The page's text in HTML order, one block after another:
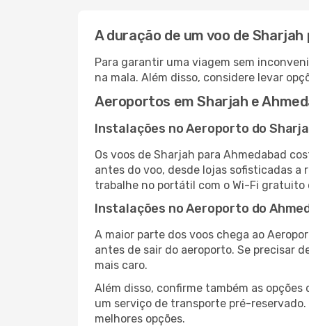
A duração de um voo de Sharjah
Para garantir uma viagem sem
na mala. Além disso, considere levar
Aeroportos em Sharjah e
Instalações no Aeroporto do
Os voos de Sharjah para Ahmedabad
antes do voo, desde lojas sofisticadas
trabalhe no portátil com o Wi-Fi
Instalações no Aeroporto do
A maior parte dos voos chega ao
antes de sair do aeroporto. Se precisar
mais caro.
Além disso, confirme também as
um serviço de transporte pré-
melhores opções.